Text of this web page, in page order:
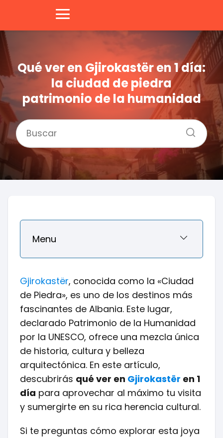
Qué ver en Gjirokastër en 1 día:
la ciudad de piedra
patrimonio de la humanidad
Menu
Gjirokastër, conocida como la «Ciudad
de Piedra», es uno de los destinos más
fascinantes de Albania. Este lugar,
declarado Patrimonio de la Humanidad
por la UNESCO, ofrece una mezcla única
de historia, cultura y belleza
arquitectónica. En este artículo,
descubrirás qué ver en Gjirokastër en 1
día para aprovechar al máximo tu visita
y sumergirte en su rica herencia cultural.
Si te preguntas cómo explorar esta joya